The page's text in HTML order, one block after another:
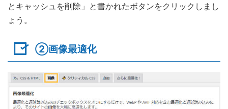
とキャッシュを削除」と書かれたボタンをクリックしまし
ょう。
②画像最適化